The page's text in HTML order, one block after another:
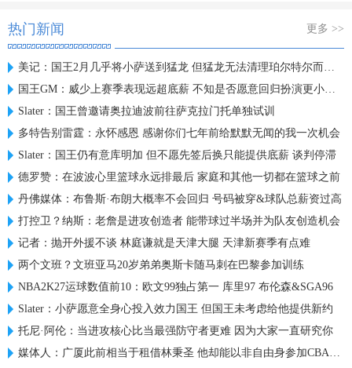
热门新闻 更多 >>
美记：国王2月几乎将小萨送到猛龙 但猛龙无法清理珀尔特尔而告吹
国王GM：威少上赛季表现远超底薪 不知是否愿意回归扮演更小角色
Slater：国王曾邀请奥拉迪波前往萨克拉门托单独试训
多特告别雷霆：永怀感恩 感谢你们七年前给默默无闻的我一次机会
Slater：国王仍有意库明加 但不愿先签后换只能提供底薪 谈判停滞
德罗赞：在波波心里篮球永远排最后 家庭和其他一切都在篮球之前
丹佛媒体：布鲁斯·布朗大概率不会回归 号码被穿&球队总薪资过高
打控卫？纳斯：老詹是进攻创造者 能带球过半场并为队友创造机会
记者：抛开外援不谈 林庭谦就是天津大腿 天津新赛季有点难
两个文班？文班亚马20岁弟弟奥斯卡随马刺在巴黎参加训练
NBA2K27运球数值前10：欧文99独占第一 库里97 布伦森&SGA96
Slater：小萨愿意全身心投入效力国王 但国王未考虑给他提供新约
托尼·阿伦：当进攻核心比当最强防守者更难 因为大家一直研究你
媒体人：广厦此前相当于租借林秉圣 他却能以非自由身参加CBA选秀